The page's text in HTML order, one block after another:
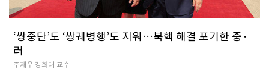
‘쌍중단’도 ‘쌍궤병행’도 지워…북핵 해결 포기한 중·
러
주재우 경희대 교수